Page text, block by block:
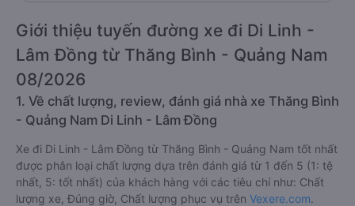
Giới thiệu tuyến đường xe đi Di Linh -
Lâm Đồng từ Thăng Bình - Quảng Nam
08/2026
1. Về chất lượng, review, đánh giá nhà xe Thăng Bình
- Quảng Nam Di Linh - Lâm Đồng
Xe đi Di Linh - Lâm Đồng từ Thăng Bình - Quảng Nam tốt nhất
được phân loại chất lượng dựa trên đánh giá từ 1 đến 5 (1: tệ
nhất, 5: tốt nhất) của khách hàng với các tiêu chí như: Chất
lượng xe, Đúng giờ, Chất lượng phục vụ trên Vexere.com.